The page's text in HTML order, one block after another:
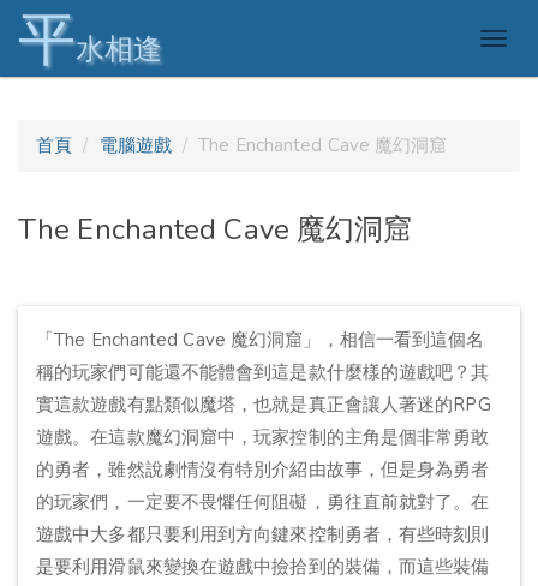
平水相逢
首頁 電腦遊戲 The Enchanted Cave 魔幻洞窟
The Enchanted Cave 魔幻洞窟
「The Enchanted Cave 魔幻洞窟」，相信一看到這個名
稱的玩家們可能還不能體會到這是款什麼樣的遊戲吧？其
實這款遊戲有點類似魔塔，也就是真正會讓人著迷的RPG
遊戲。在這款魔幻洞窟中，玩家控制的主角是個非常勇敢
的勇者，雖然說劇情沒有特別介紹由故事，但是身為勇者
的玩家們，一定要不畏懼任何阻礙，勇往直前就對了。在
遊戲中大多都只要利用到方向鍵來控制勇者，有些時刻則
是要利用滑鼠來變換在遊戲中撿拾到的裝備，而這些裝備